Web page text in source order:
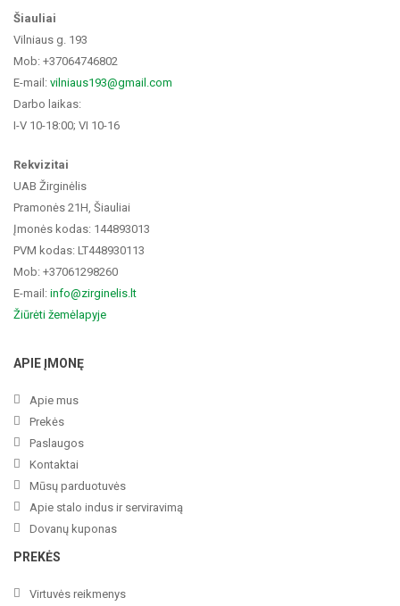
Šiauliai
Vilniaus g. 193
Mob: +37064746802
E-mail: vilniaus193@gmail.com
Darbo laikas:
I-V 10-18:00; VI 10-16
Rekvizitai
UAB Žirginėlis
Pramonės 21H, Šiauliai
Įmonės kodas: 144893013
PVM kodas: LT448930113
Mob: +37061298260
E-mail: info@zirginelis.lt
Žiūrėti žemėlapyje
APIE ĮMONĘ
Apie mus
Prekės
Paslaugos
Kontaktai
Mūsų parduotuvės
Apie stalo indus ir serviravimą
Dovanų kuponas
PREKĖS
Virtuvės reikmenys